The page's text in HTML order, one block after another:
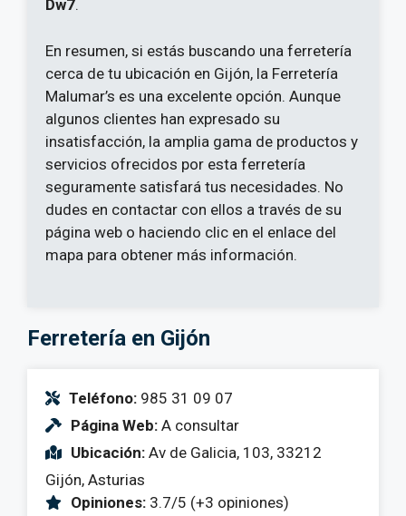
Dw7.
En resumen, si estás buscando una ferretería
cerca de tu ubicación en Gijón, la Ferretería
Malumar’s es una excelente opción. Aunque
algunos clientes han expresado su
insatisfacción, la amplia gama de productos y
servicios ofrecidos por esta ferretería
seguramente satisfará tus necesidades. No
dudes en contactar con ellos a través de su
página web o haciendo clic en el enlace del
mapa para obtener más información.
Ferretería en Gijón
Teléfono: 985 31 09 07
Página Web: A consultar
Ubicación: Av de Galicia, 103, 33212
Gijón, Asturias
Opiniones: 3.7/5 (+3 opiniones)